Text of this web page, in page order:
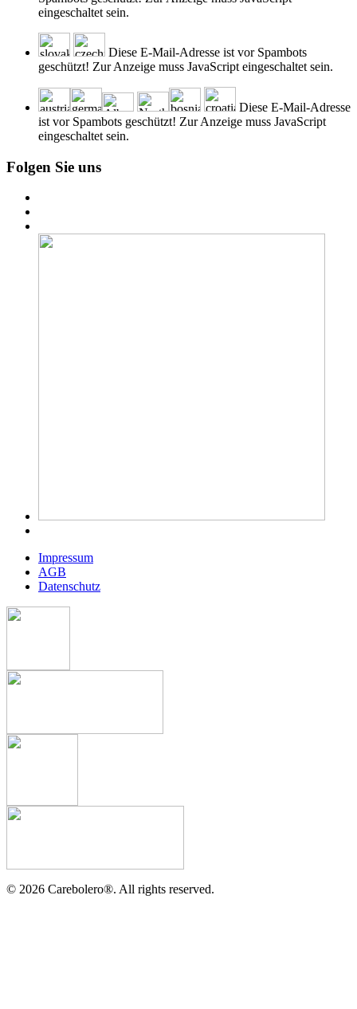
eingeschaltet sein.
Diese E-Mail-Adresse ist vor Spambots
geschützt! Zur Anzeige muss JavaScript eingeschaltet sein.
Diese E-Mail-Adresse
ist vor Spambots geschützt! Zur Anzeige muss JavaScript
eingeschaltet sein.
Folgen Sie uns
Impressum
AGB
Datenschutz
© 2026 Carebolero®. All rights reserved.